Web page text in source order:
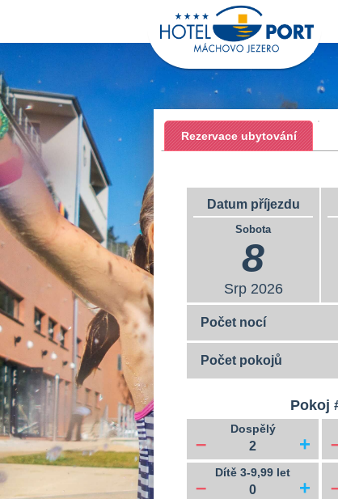
Rezervace ubytování
Datum příjezdu
Sobota
8
Srp 2026
Počet nocí
Počet pokojů
Pokoj
Dospělý
– +
Dítě 3-9,99 let
– +